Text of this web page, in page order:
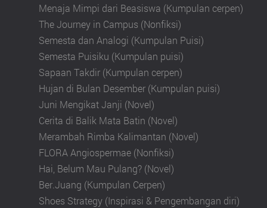
Menaja Mimpi dari Beasiswa (Kumpulan cerpen)
The Journey in Campus (Nonfiksi)
Semesta dan Analogi (Kumpulan Puisi)
Semesta Puisiku (Kumpulan puisi)
Sapaan Takdir (Kumpulan cerpen)
Hujan di Bulan Desember (Kumpulan puisi)
Juni Mengikat Janji (Novel)
Cerita di Balik Mata Batin (Novel)
Merambah Rimba Kalimantan (Novel)
FLORA Angiospermae (Nonfiksi)
Hai, Belum Mau Pulang? (Novel)
Ber.Juang (Kumpulan Cerpen)
Shoes Strategy (Inspirasi & Pengembangan diri)